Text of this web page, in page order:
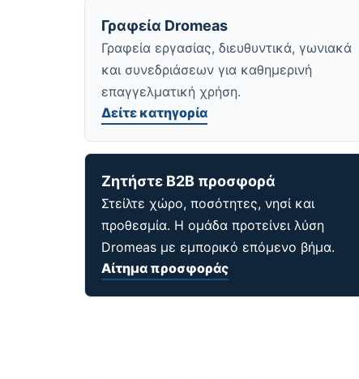
Γραφεία Dromeas
Γραφεία εργασίας, διευθυντικά, γωνιακά
και συνεδριάσεων για καθημερινή
επαγγελματική χρήση.
Δείτε κατηγορία
Ζητήστε B2B προσφορά
Στείλτε χώρο, ποσότητες, νησί και
προθεσμία. Η ομάδα προτείνει λύση
Dromeas με εμπορικό επόμενο βήμα.
Αίτημα προσφοράς